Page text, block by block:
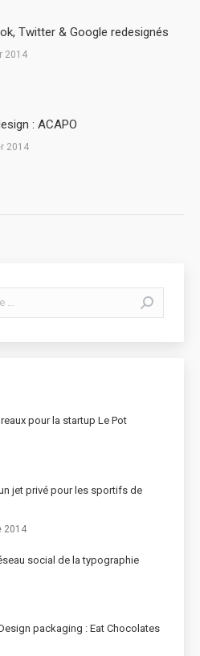
Twitter & Google redesignés
2014
: ACAPO
2014
pour la startup Le Pot
jet privé pour les sportifs de
2014
social de la typographie
packaging : Eat Chocolates